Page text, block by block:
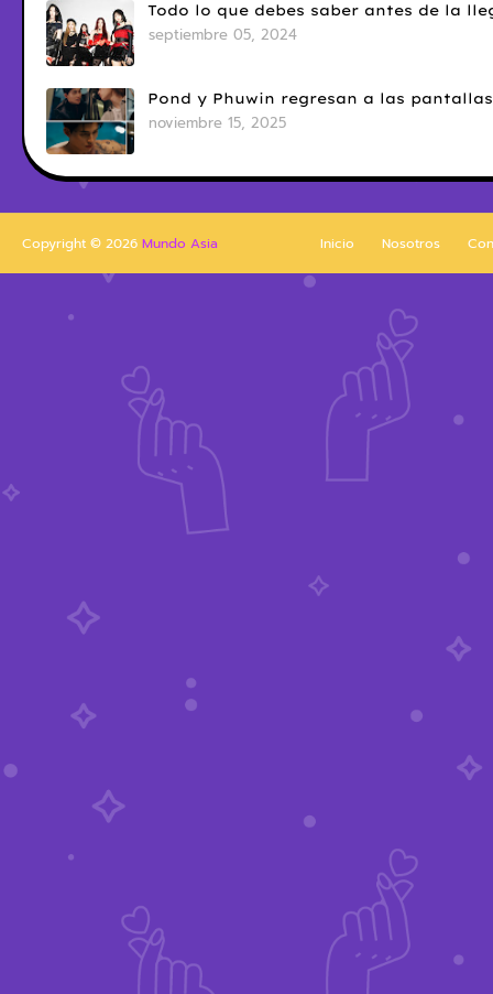
Todo lo que debes saber antes de la
septiembre 05, 2024
Pond y Phuwin regresan a las
noviembre 15, 2025
Inicio Nosotros
Copyright © 2026 Mundo Asia